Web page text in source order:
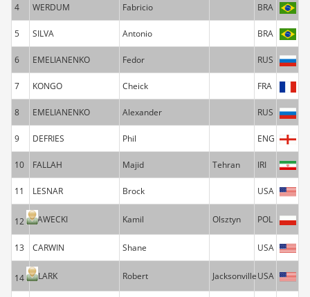
4 WERDUM Fabricio BRA
5 SILVA Antonio BRA
6 EMELIANENKO Fedor RUS
7 KONGO Cheick FRA
8 EMELIANENKO Alexander RUS
9 DEFRIES Phil ENG
10 FALLAH Majid Tehran IRI
11 LESNAR Brock USA
12 KAWECKI Kamil Olsztyn POL
13 CARWIN Shane USA
14 CLARK Robert JacksonvilleUSA